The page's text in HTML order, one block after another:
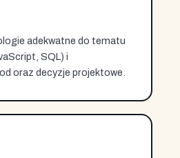
adekwatne do tematu
SQL) i
oraz decyzje projektowe.